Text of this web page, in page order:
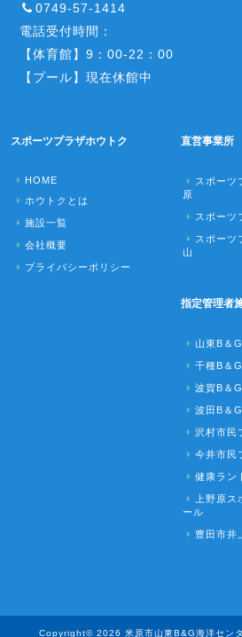
0749-57-1414
電話受付時間：
【体育館】9：00-22：00
【プール】現在休館中
スポーツプラザホウトク
HOME
ホウトクとは
施設一覧
会社概要
プライバシーポリシー
直営事業所
スポーツ
原
スポーツ
スポーツ
山
指定管理者
山東B＆
千種B＆
波賀B＆
波田B＆
沢村市民
今井市民
健康ラン
上野原
ール
豊田市井
Copyright© 2026 米原市山東B&G海洋セン